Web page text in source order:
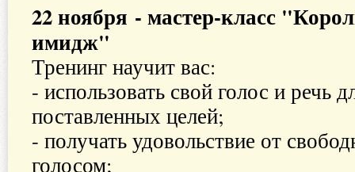
22 ноября - мастер-класс
имидж"
Тренинг научит вас:
- использовать свой голос и речь
поставленных целей;
- получать удовольствие от
голосом;